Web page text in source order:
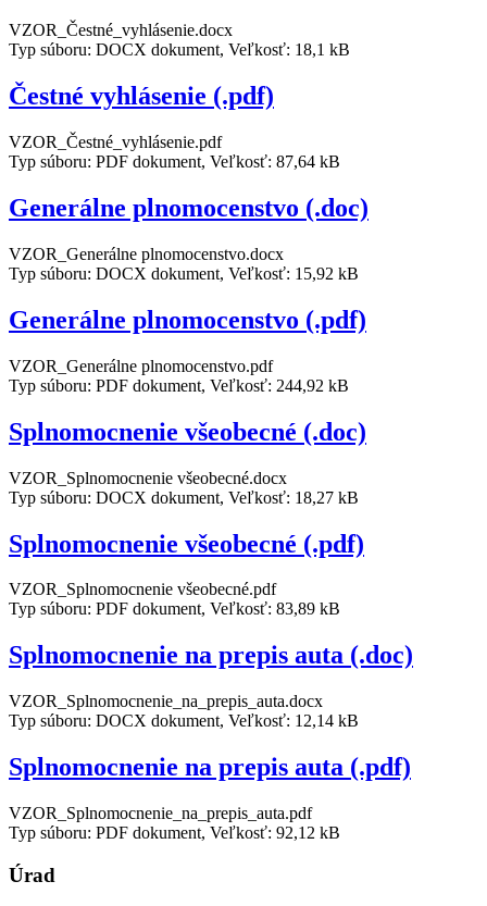
VZOR_Čestné_vyhlásenie.docx
Typ súboru: DOCX dokument, Veľkosť: 18,1 kB
Čestné vyhlásenie (.pdf)
VZOR_Čestné_vyhlásenie.pdf
Typ súboru: PDF dokument, Veľkosť: 87,64 kB
Generálne plnomocenstvo (.doc)
VZOR_Generálne plnomocenstvo.docx
Typ súboru: DOCX dokument, Veľkosť: 15,92 kB
Generálne plnomocenstvo (.pdf)
VZOR_Generálne plnomocenstvo.pdf
Typ súboru: PDF dokument, Veľkosť: 244,92 kB
Splnomocnenie všeobecné (.doc)
VZOR_Splnomocnenie všeobecné.docx
Typ súboru: DOCX dokument, Veľkosť: 18,27 kB
Splnomocnenie všeobecné (.pdf)
VZOR_Splnomocnenie všeobecné.pdf
Typ súboru: PDF dokument, Veľkosť: 83,89 kB
Splnomocnenie na prepis auta (.doc)
VZOR_Splnomocnenie_na_prepis_auta.docx
Typ súboru: DOCX dokument, Veľkosť: 12,14 kB
Splnomocnenie na prepis auta (.pdf)
VZOR_Splnomocnenie_na_prepis_auta.pdf
Typ súboru: PDF dokument, Veľkosť: 92,12 kB
Úrad